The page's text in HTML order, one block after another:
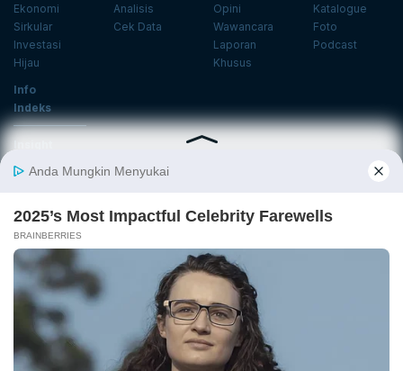
Ekonomi
Sirkular
Investasi
Hijau
Analisis
Cek Data
Opini
Wawancara
Laporan
Khusus
Katalogue
Foto
Podcast
Info
Indeks
Databoks
KatadataOto
Langganan Newsletter
Email
Ikuti Kami